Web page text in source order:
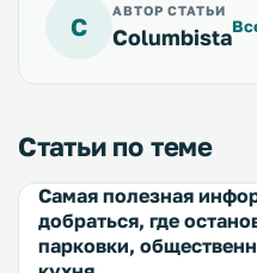
C
АВТОР СТАТЬИ
Columbista
Статьи по теме
Самая полезная
добраться, где
парковки,